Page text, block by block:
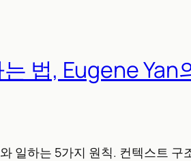
법, Eugene Yan
일하는 5가지 원칙. 컨텍스트 구